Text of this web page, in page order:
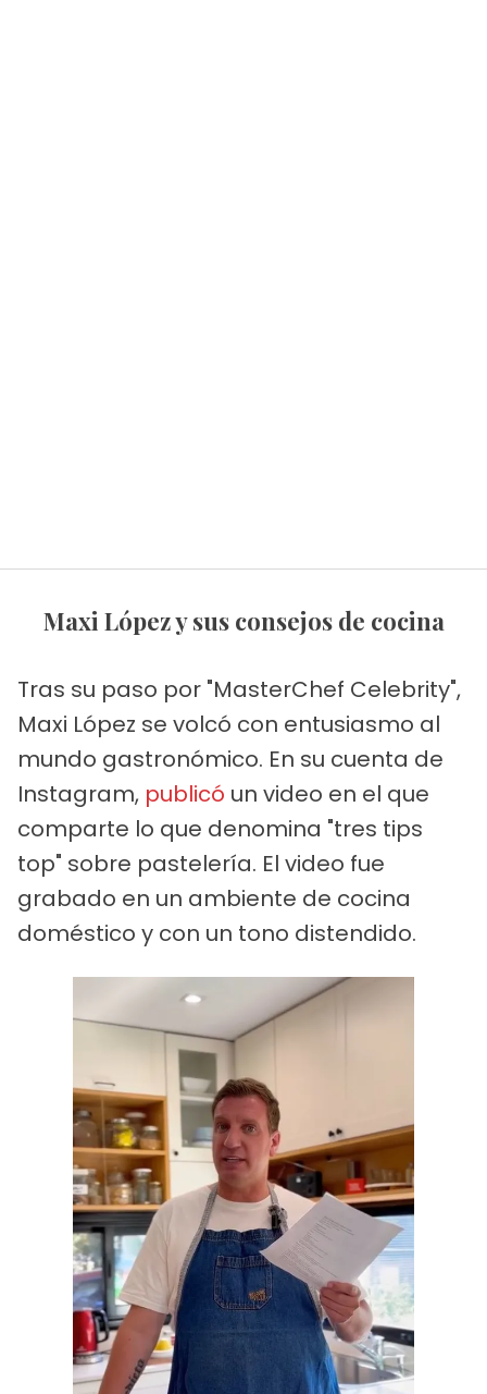
Maxi López y sus consejos de cocina
Tras su paso por "MasterChef Celebrity",
Maxi López se volcó con entusiasmo al
mundo gastronómico. En su cuenta de
Instagram, publicó un video en el que
comparte lo que denomina "tres tips
top" sobre pastelería. El video fue
grabado en un ambiente de cocina
doméstico y con un tono distendido.